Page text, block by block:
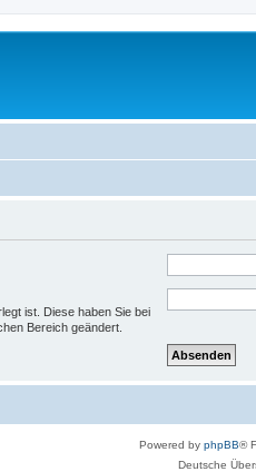
ist. Diese haben Sie bei
Bereich geändert.
Powered by phpBB®
Deutsche